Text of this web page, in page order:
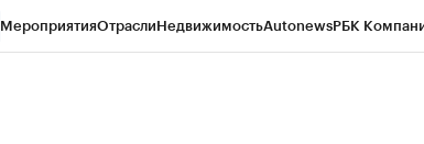
МероприятияОтраслиНедвижимостьAutonewsРБК